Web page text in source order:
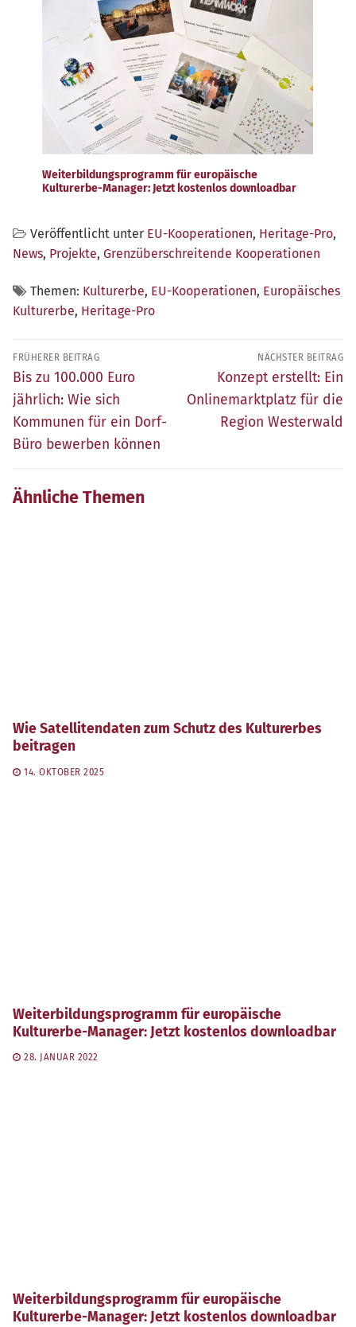
Weiterbildungsprogramm für europäische
Kulturerbe-Manager: Jetzt kostenlos downloadbar
Veröffentlicht unter EU-Kooperationen, Heritage-Pro,
News, Projekte, Grenzüberschreitende Kooperationen
Themen: Kulturerbe, EU-Kooperationen, Europäisches
Kulturerbe, Heritage-Pro
Beitragsnavigation
FRÜHERER BEITRAG
Früherer
Beitrag:
Bis zu 100.000 Euro
jährlich: Wie sich
Kommunen für ein Dorf-
Büro bewerben können
NÄCHSTER BEITRAG
Nächster
Beitrag:
Konzept erstellt: Ein
Onlinemarktplatz für die
Region Westerwald
Ähnliche Themen
Wie Satellitendaten zum Schutz des Kulturerbes
beitragen
14. OKTOBER 2025
Weiterbildungsprogramm für europäische
Kulturerbe-Manager: Jetzt kostenlos downloadbar
28. JANUAR 2022
Weiterbildungsprogramm für europäische
Kulturerbe-Manager: Jetzt kostenlos downloadbar